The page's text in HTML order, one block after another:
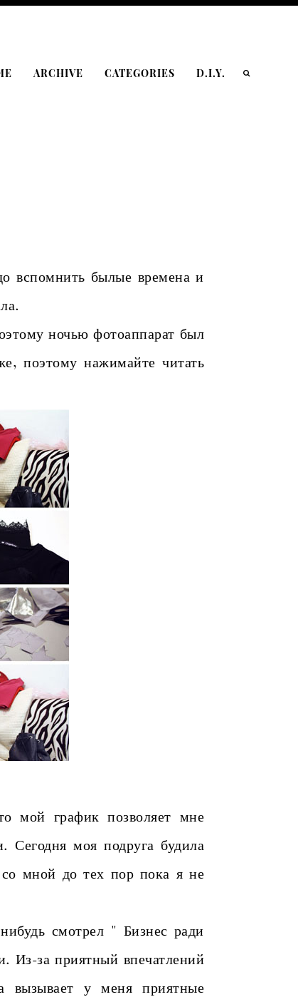
ARCHIVE CATEGORIES D.I.Y.
вспомнить былые времена и
ночью фотоаппарат был
поэтому нажимайте читать
график позволяет мне
Сегодня моя подруга будила
со мной до тех пор пока я не
смотрел " Бизнес ради
Из-за приятный впечатлений
у меня приятные